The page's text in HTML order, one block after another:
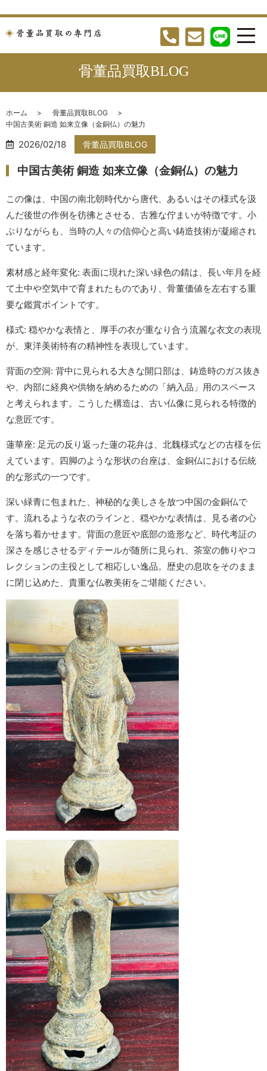
骨董品買取BLOG
ホーム
骨董品買取BLOG
中国古美術 銅造 如来立像（金銅仏）の魅力
2026/02/18 骨董品買取BLOG
中国古美術 銅造 如来立像（金銅仏）の魅力
この像は、中国の南北朝時代から唐代、あるいはその様式を汲
んだ後世の作例を彷彿とさせる、古雅な佇まいが特徴です。小
ぶりながらも、当時の人々の信仰心と高い鋳造技術が凝縮され
ています。
素材感と経年変化: 表面に現れた深い緑色の錆は、長い年月を経
て土中や空気中で育まれたものであり、骨董価値を左右する重
要な鑑賞ポイントです。
様式: 穏やかな表情と、厚手の衣が重なり合う流麗な衣文の表現
が、東洋美術特有の精神性を表現しています。
背面の空洞: 背中に見られる大きな開口部は、鋳造時のガス抜き
や、内部に経典や供物を納めるための「納入品」用のスペース
と考えられます。こうした構造は、古い仏像に見られる特徴的
な意匠です。
蓮華座: 足元の反り返った蓮の花弁は、北魏様式などの古様を伝
えています。四脚のような形状の台座は、金銅仏における伝統
的な形式の一つです。
深い緑青に包まれた、神秘的な美しさを放つ中国の金銅仏で
す。流れるような衣のラインと、穏やかな表情は、見る者の心
を落ち着かせます。背面の意匠や底部の造形など、時代考証の
深さを感じさせるディテールが随所に見られ、茶室の飾りやコ
レクションの主役として相応しい逸品。歴史の息吹をそのまま
に閉じ込めた、貴重な仏教美術をご堪能ください。